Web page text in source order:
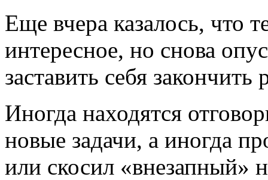
Еще вчера казалось, что
интересное, но снова
заставить себя закончить
Иногда находятся
новые задачи, а иногда
или скосил «внезапный»